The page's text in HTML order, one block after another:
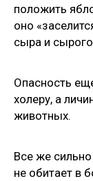
положить
оно
сыра и
Опасность
холеру, а
животных.
Все же
не обитает в